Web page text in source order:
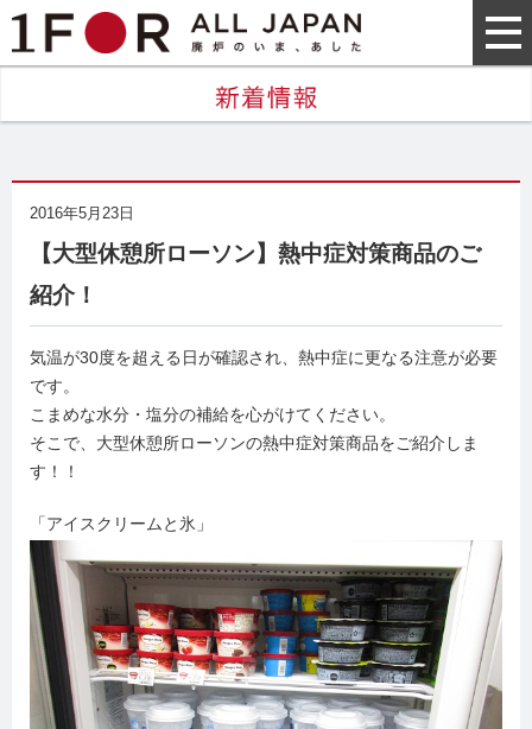
2016年5月23日
【大型休憩所ローソン】熱中症対策商品のご
紹介！
気温が30度を超える日が確認され、熱中症に更なる注意が必要
です。
こまめな水分・塩分の補給を心がけてください。
そこで、大型休憩所ローソンの熱中症対策商品をご紹介しま
す！！
「アイスクリームと氷」